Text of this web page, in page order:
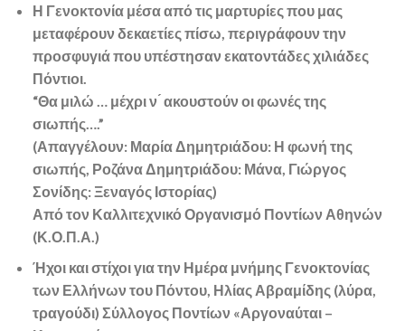
Η Γενοκτονία μέσα από τις μαρτυρίες που μας
μεταφέρουν δεκαετίες πίσω, περιγράφουν την
προσφυγιά που υπέστησαν εκατοντάδες χιλιάδες
Πόντιοι.
“Θα μιλώ … μέχρι ν ́ ακουστούν οι φωνές της
σιωπής….”
(Απαγγέλουν: Μαρία Δημητριάδου: Η φωνή της
σιωπής, Ροζάνα Δημητριάδου: Μάνα, Γιώργος
Σονίδης: Ξεναγός Ιστορίας)
Από τον Καλλιτεχνικό Οργανισμό Ποντίων Αθηνών
(Κ.Ο.Π.Α.)
Ήχοι και στίχοι για την Ημέρα μνήμης Γενοκτονίας
των Ελλήνων του Πόντου, Ηλίας Αβραμίδης (λύρα,
τραγούδι) Σύλλογος Ποντίων «Αργοναύται –